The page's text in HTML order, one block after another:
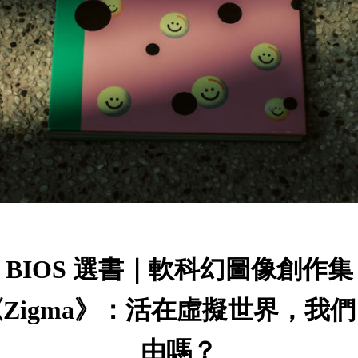
BIOS 選書｜軟科幻圖像創作集
》：活在虛擬世界，我
由嗎？